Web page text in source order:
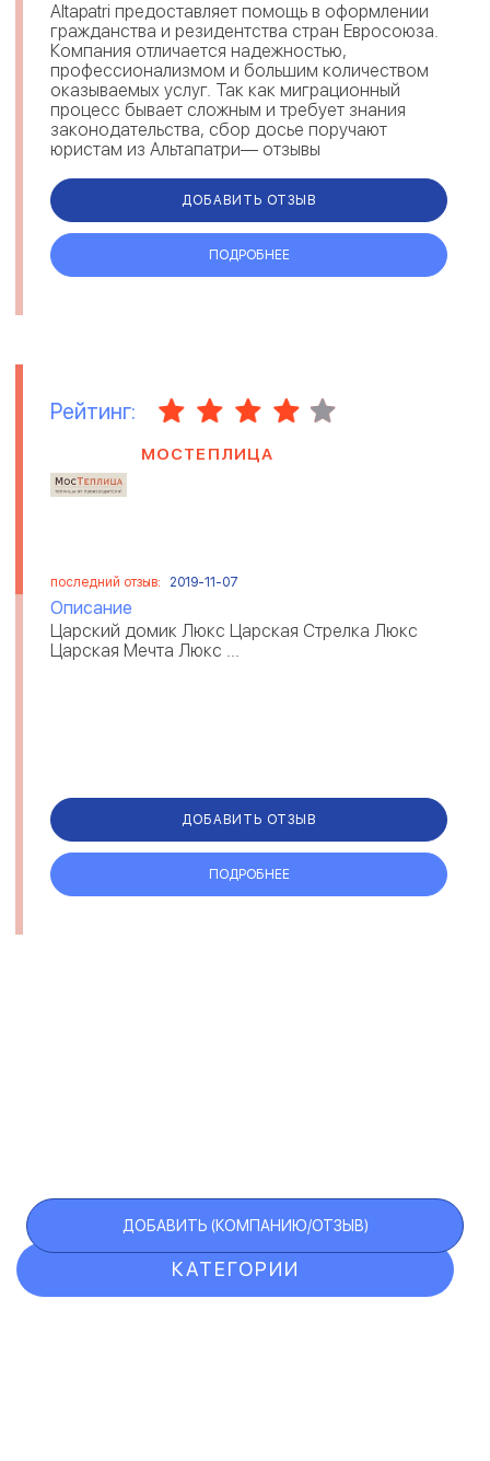
Altapatri предоставляет помощь в оформлении
гражданства и резидентства стран Евросоюза.
Компания отличается надежностью,
профессионализмом и большим количеством
оказываемых услуг. Так как миграционный
процесс бывает сложным и требует знания
законодательства, сбор досье поручают
юристам из Альтапатри— отзывы
вопросов и предостав...
ДОБАВИТЬ ОТЗЫВ
ПОДРОБНЕЕ
Рейтинг:
МОСТЕПЛИЦА
последний отзыв: 2019-11-07
Описание
Царский домик Люкс Царская Стрелка Люкс
Царская Мечта Люкс ...
ДОБАВИТЬ ОТЗЫВ
ПОДРОБНЕЕ
КАТЕГОРИИ
ДОБАВИТЬ (КОМПАНИЮ/ОТЗЫВ)